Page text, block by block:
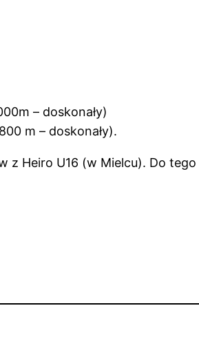
– doskonały)
m – doskonały).
z Heiro U16 (w Mielcu). Do